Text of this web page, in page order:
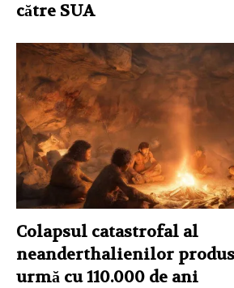
către SUA
Colapsul catastrofal al
neanderthalienilor
urmă cu 110.000 de ani